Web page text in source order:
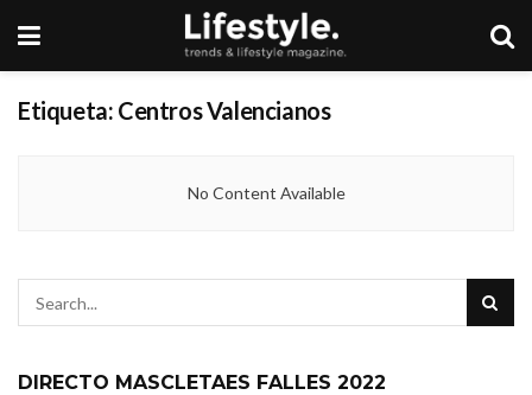
Etiqueta: Centros Valencianos
No Content Available
DIRECTO MASCLETAES FALLES 2022